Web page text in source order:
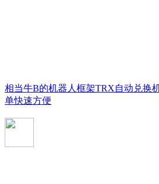
相当牛B的机器人框架TRX自动兑换
单快速方便